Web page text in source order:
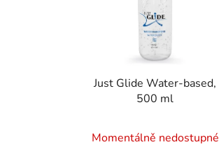
Just Glide Water-based,
500 ml
Momentálně nedostupné